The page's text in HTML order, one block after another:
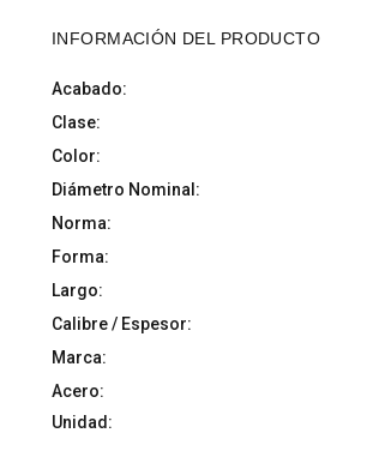
INFORMACIÓN DEL PRODUCTO
Acabado:
Clase:
Color:
Diámetro Nominal:
Norma:
Forma:
Largo:
Calibre / Espesor:
Marca:
Acero:
Unidad: